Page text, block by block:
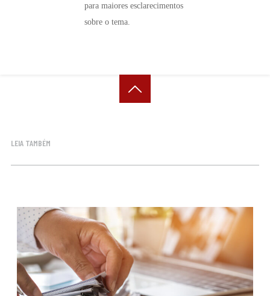
para maiores esclarecimentos
sobre o tema.
LEIA TAMBÉM